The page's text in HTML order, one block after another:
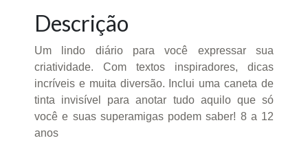
Descrição
Um lindo diário para você expressar sua
criatividade. Com textos inspiradores, dicas
incríveis e muita diversão. Inclui uma caneta de
tinta invisível para anotar tudo aquilo que só
você e suas superamigas podem saber! 8 a 12
anos